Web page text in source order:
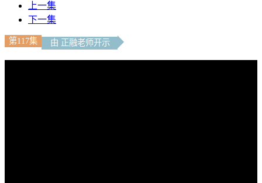
上一集
下一集
第117集 由 正融老师开示